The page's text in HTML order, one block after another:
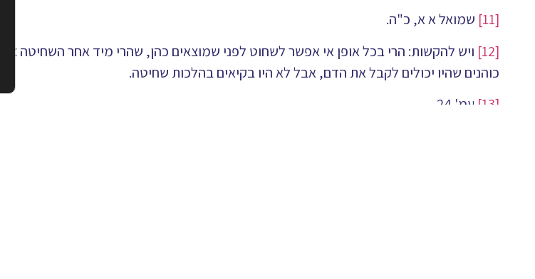
[11]
שמואל א א, כ"ה.
[12]
ויש להקשות: הרי בכל אופן אי אפשר לשחוט לפני שמוצאים כהן, שהרי מיד אחר השחיטה
כוהנים שהיו יכולים לקבל את הדם, אבל לא היו בקיאים בהלכות שחיטה.
[13]
עמ' 24.